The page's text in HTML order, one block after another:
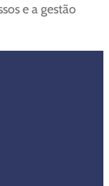
e a gestão